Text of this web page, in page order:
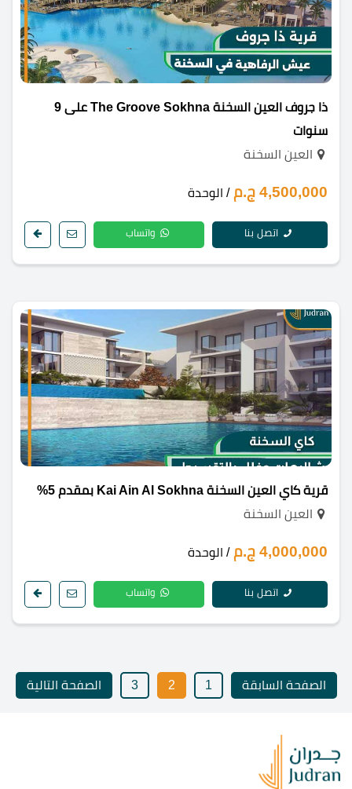
ذا جروف العين السخنة The Groove Sokhna على 9
سنوات
العين السخنة
4,500,000 ج.م / الوحدة
اتصل بنا واتساب
قرية كاي العين السخنة Kai Ain Al Sokhna بمقدم 5%
العين السخنة
4,000,000 ج.م / الوحدة
اتصل بنا واتساب
الصفحة السابقة 1
2
3 الصفحة التالية